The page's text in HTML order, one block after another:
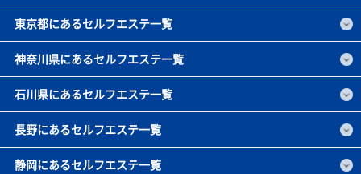
東京都にあるセルフエステ一覧
神奈川県にあるセルフエステ一覧
石川県にあるセルフエステ一覧
長野にあるセルフエステ一覧
静岡にあるセルフエステ一覧